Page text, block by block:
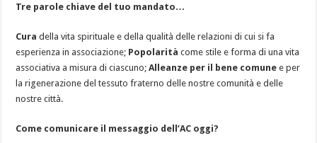
Tre parole chiave del tuo mandato…
Cura della vita spirituale e della qualità delle relazioni di cui si fa
esperienza in associazione; Popolarità come stile e forma di una vita
associativa a misura di ciascuno;Alleanze per il bene comunee per
la rigenerazione del tessuto fraterno delle nostre comunità e delle
nostre città.
Come comunicare il messaggio dell’AC oggi?